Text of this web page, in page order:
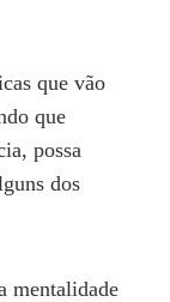
que vão
que
possa
dos
mentalidade